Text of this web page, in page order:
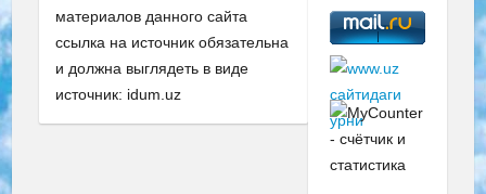
материалов данного сайта
ссылка на источник обязательна
и должна выглядеть в виде
источник: idum.uz